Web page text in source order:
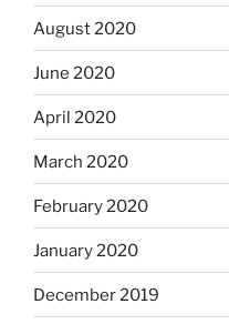
August 2020
June 2020
April 2020
March 2020
February 2020
January 2020
December 2019